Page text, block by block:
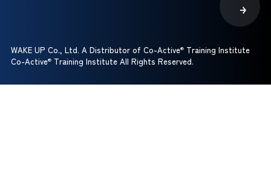
WAKE UP Co., Ltd. A Distributor of Co-Active®Training Institute
Co-Active®Training Institute All Rights Reserved.